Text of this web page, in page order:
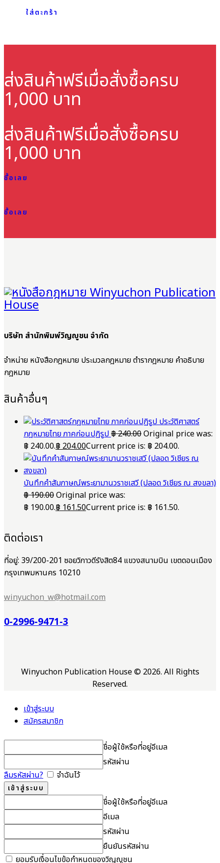
ใส่ตะกร้า
ส่งสินค้าฟรีเมื่อสั่งซื้อครบ
1,000 บาท
ส่งสินค้าฟรีเมื่อสั่งซื้อครบ
1,000 บาท
ซื้อเลย
ซื้อเลย
บริษัท สำนักพิมพ์วิญญูชน จำกัด
จำหน่าย หนังสือกฎหมาย ประมวลกฎหมาย ตำรากฎหมาย คำอธิบาย
กฎหมาย
สินค้าอื่นๆ
ประวัติศาสตร์
กฎหมายไทย ภาคก่อนปฏิรูป฿240.00Original price was:
฿ 240.00.฿204.00Current price is: ฿ 204.00.
บันทึกคำสัมภาษณ์พระยามานวราชเสวี (ปลอด วิเชียร ณ สงขลา)
฿190.00Original price was:
฿ 190.00.฿161.50Current price is: ฿ 161.50.
ติดต่อเรา
ที่อยู่: 39/200-201 ซอยวิภาวดีรังสิต84 แขวงสนามบิน เขตดอนเมือง
กรุงเทพมหานคร 10210
winyuchon_w@hotmail.com
0-2996-9471-3
Winyuchon Publication House © 2026. All Rights
Reserved.
เข้าสู่ระบบ
สมัครสมาชิก
ชื่อผู้ใช้หรือที่อยู่อีเมล
รหัสผ่าน
ลืมรหัสผ่าน?
จำฉันไว้
ชื่อผู้ใช้หรือที่อยู่อีเมล
อีเมล
รหัสผ่าน
ยืนยันรหัสผ่าน
ยอมรับเงื่อนไขข้อกำหนดของวิญญูชน